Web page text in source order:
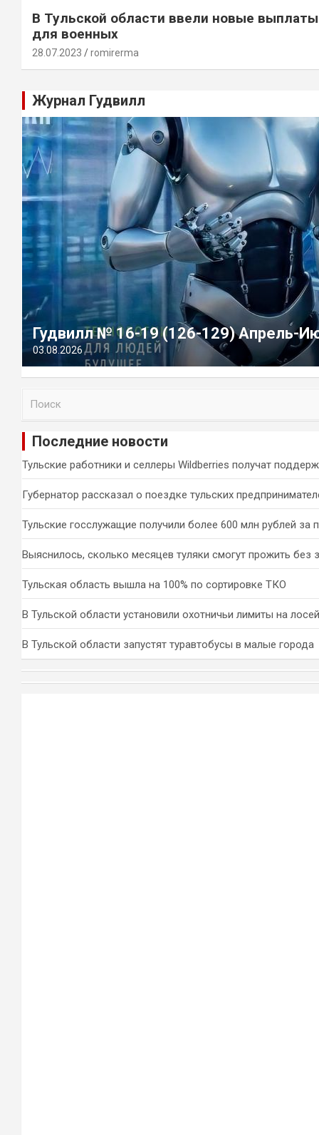
В Тульской области ввели новые выплаты
для военных
28.07.2023 romirerma
Журнал Гудвилл
Гудвилл № 16-19 (126-129) Апрель-
03.08.2026
и
Последние новости
Тульские работники и селлеры Wildberries получат
Губернатор рассказал о поездке тульских
Тульские госслужащие получили более 600 млн рублей за
Выяснилось, сколько месяцев туляки смогут прожить без
Тульская область вышла на 100% по сортировке ТКО
В Тульской области установили охотничьи лимиты на
В Тульской области запустят туравтобусы в малые города